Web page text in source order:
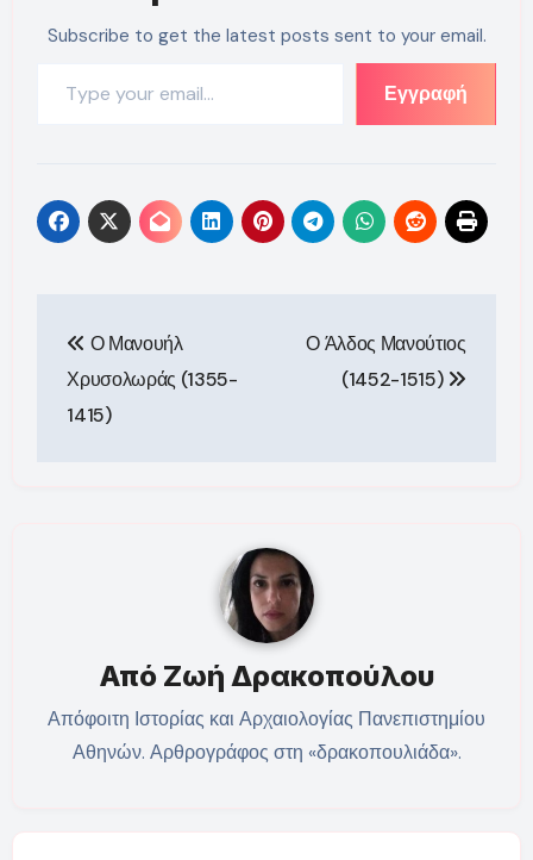
Subscribe to get the latest posts sent to your email.
Εγγραφή
άρθρων
Ο Μανουήλ
Χρυσολωράς (1355-
1415)
Ο Άλδος Μανούτιος
(1452-1515)
Από Ζωή Δρακοπούλου
Απόφοιτη Ιστορίας και Αρχαιολογίας Πανεπιστημίου
Αθηνών. Αρθρογράφος στη «δρακοπουλιάδα».